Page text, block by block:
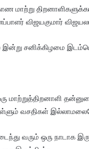
மாற்று
விஜயகுமார்
சனிக்கிழமை
மாற்றுத்திறனாளி
வசதிகள்
வரும் ஒரு நாடாக